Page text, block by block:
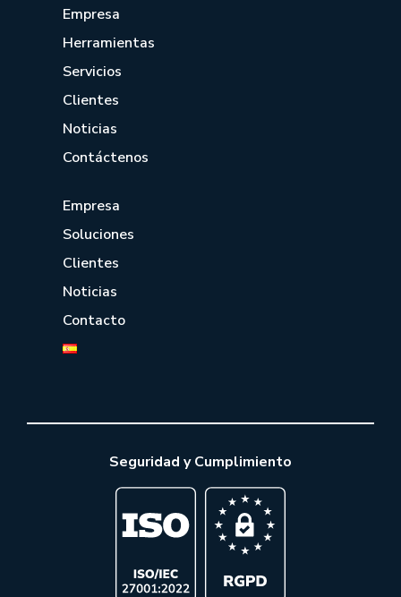
Empresa
Herramientas
Servicios
Clientes
Noticias
Contáctenos
Empresa
Soluciones
Clientes
Noticias
Contacto
Seguridad y Cumplimiento